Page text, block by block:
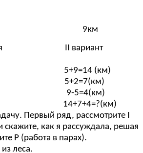
II вариант
5+9=14 (км)
5+2=7(км)
9-5=4(км)
Первый ряд, рассмотрите I
скажите, как я рассуждала, решая
Р (работа в парах).
леса.